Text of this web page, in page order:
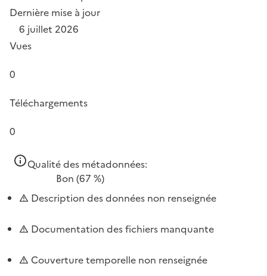
Dernière mise à jour
6 juillet 2026
Vues
0
Téléchargements
0
Qualité des métadonnées:
Bon (67 %)
Description des données non renseignée
Documentation des fichiers manquante
Couverture temporelle non renseignée